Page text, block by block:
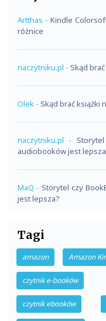
Artthas - Kindle
różnice
naczytniku.pl - Skąd
Olek - Skąd brać książki
naczytniku.pl -
audiobooków jest
MaQ - Storytel czy
jest lepsza?
Tagi
amazon Amazon
czytnik e-booków
czytnik ebooków